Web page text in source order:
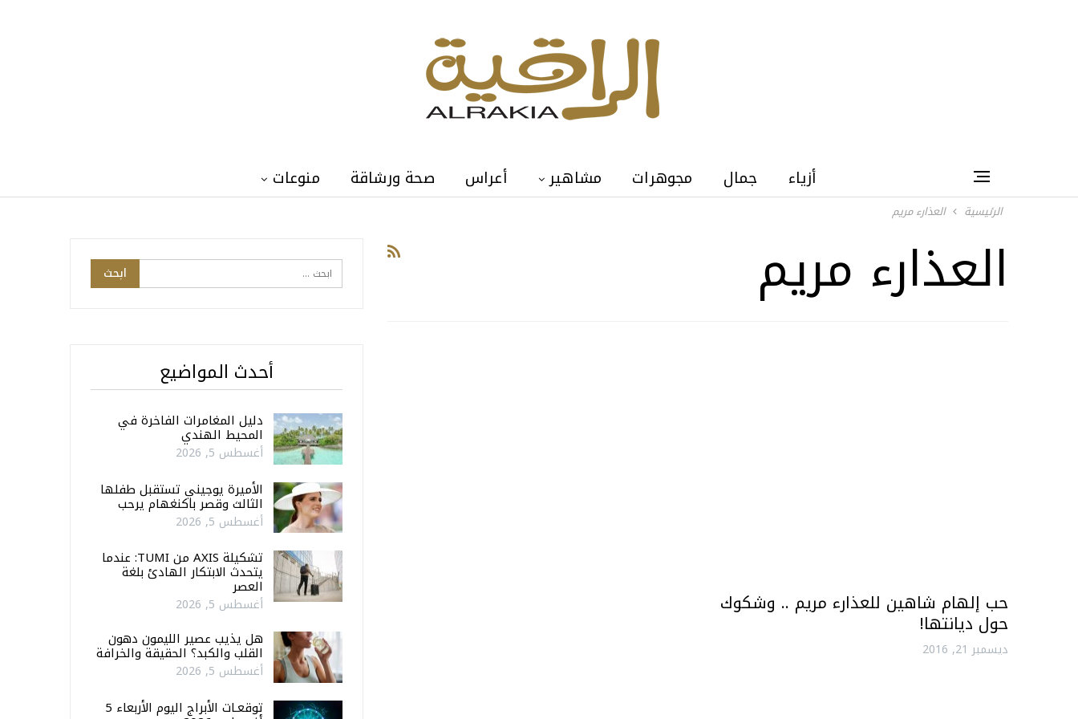
أزياء جمال مجوهرات مشاهير أعراس صحة ورشاقة منوعات
الرئيسية العذارء مريم
العذارء مريم
حب إلهام شاهين للعذارء مريم .. وشكوك
حول ديانتها!
ديسمبر 21, 2016
أحدث المواضيع
دليل المغامرات الفاخرة في
المحيط الهندي
أغسطس 5, 2026
الأميرة يوجيني تستقبل طفلها
الثالث وقصر باكنغهام يرحب
أغسطس 5, 2026
تشكيلة AXIS من TUMI: عندما
يتحدث الابتكار الهادئ بلغة
العصر
أغسطس 5, 2026
هل يذيب عصير الليمون دهون
القلب والكبد؟ الحقيقة والخرافة
أغسطس 5, 2026
توقعـات الأبراج اليوم الأربعاء 5